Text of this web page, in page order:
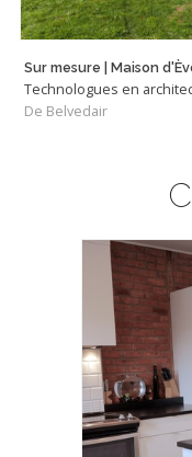
Technologues en
De Belvedair